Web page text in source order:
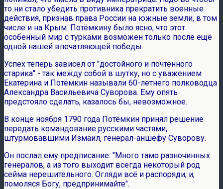
то ни стало убедить противника прекратить военные
действия, признав права России на южные земли, в том
числе и на Крым. Потёмкину было ясно, что этот
особенный мир с турками возможен только после ещё
одной нашей впечатляющей победы.
Успех теперь зависел от "достойного и почтенного
старика" - так между собой в шутку, но с уважением
Екатерина и Потёмкин называли 60-летнего полководца
Александра Васильевича Суворова. Ему опять
предстояло сделать, казалось бы, невозможное.
В конце ноября 1790 года Потёмкин принял решение
передать командование русскими частями,
штурмовавшими Измаил, генерал-аншефу Суворову.
Он послал ему предписание: "Много тамо разночинных
генералов, а из того выходит всегда некоторый род
сейма нерешительного. Огляди всё и распоряди, и,
помоляся Богу, предпринимайте".